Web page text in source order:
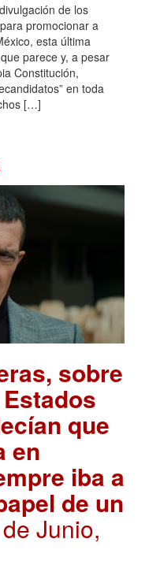
de los
promocionar a
esta última
parece y, a pesar
Constitución,
en toda
[…]
sobre
que
en
iba a
de un
Junio,